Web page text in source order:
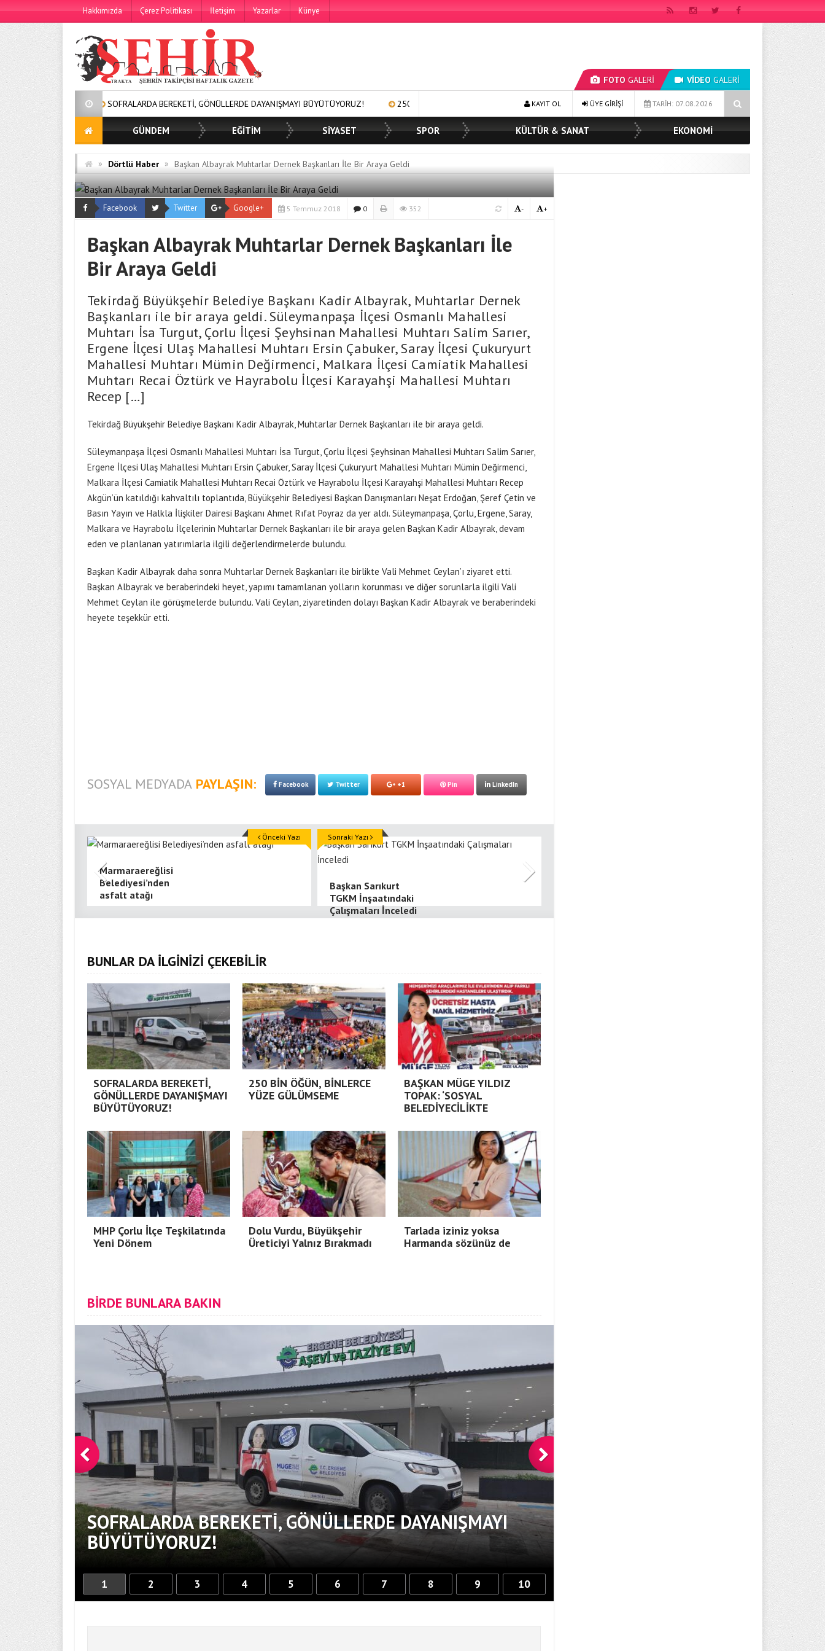
Hakkımızda Çerez Politikası İletişim Yazarlar Künye
FOTO GALERİ VİDEO GALERİ
SOFRALARDA BEREKETİ, GÖNÜLLERDE DAYANIŞMAYI BÜYÜTÜYORUZ! 250 BİN ÖĞÜN, BİNLERCE YÜZE GÜLÜMSEME BAŞKAN MÜGE YILDIZ TOPAK: ‘SOSYAL BELEDİYECİLİKTE HİÇBİR
TARİH: 07.08.2026
ÜYE GİRİŞİ
KAYIT OL
GÜNDEM EĞİTİM SİYASET SPOR KÜLTÜR & SANAT EKONOMİ
» Dörtlü Haber » Başkan Albayrak Muhtarlar Dernek Başkanları İle Bir Araya Geldi
Facebook Twitter Google+ 5 Temmuz 2018 0 352 +
-
Başkan Albayrak Muhtarlar Dernek Başkanları İle
Bir Araya Geldi
Tekirdağ Büyükşehir Belediye Başkanı Kadir Albayrak, Muhtarlar Dernek
Başkanları ile bir araya geldi. Süleymanpaşa İlçesi Osmanlı Mahallesi
Muhtarı İsa Turgut, Çorlu İlçesi Şeyhsinan Mahallesi Muhtarı Salim Sarıer,
Ergene İlçesi Ulaş Mahallesi Muhtarı Ersin Çabuker, Saray İlçesi Çukuryurt
Mahallesi Muhtarı Mümin Değirmenci, Malkara İlçesi Camiatik Mahallesi
Muhtarı Recai Öztürk ve Hayrabolu İlçesi Karayahşi Mahallesi Muhtarı
Recep […]
Tekirdağ Büyükşehir Belediye Başkanı Kadir Albayrak, Muhtarlar Dernek Başkanları ile bir araya geldi.
Süleymanpaşa İlçesi Osmanlı Mahallesi Muhtarı İsa Turgut, Çorlu İlçesi Şeyhsinan Mahallesi Muhtarı Salim Sarıer,
Ergene İlçesi Ulaş Mahallesi Muhtarı Ersin Çabuker, Saray İlçesi Çukuryurt Mahallesi Muhtarı Mümin Değirmenci,
Malkara İlçesi Camiatik Mahallesi Muhtarı Recai Öztürk ve Hayrabolu İlçesi Karayahşi Mahallesi Muhtarı Recep
Akgün’ün katıldığı kahvaltılı toplantıda, Büyükşehir Belediyesi Başkan Danışmanları Neşat Erdoğan, Şeref Çetin ve
Basın Yayın ve Halkla İlişkiler Dairesi Başkanı Ahmet Rıfat Poyraz da yer aldı. Süleymanpaşa, Çorlu, Ergene, Saray,
Malkara ve Hayrabolu İlçelerinin Muhtarlar Dernek Başkanları ile bir araya gelen Başkan Kadir Albayrak, devam
eden ve planlanan yatırımlarla ilgili değerlendirmelerde bulundu.
Başkan Kadir Albayrak daha sonra Muhtarlar Dernek Başkanları ile birlikte Vali Mehmet Ceylan’ı ziyaret etti.
Başkan Albayrak ve beraberindeki heyet, yapımı tamamlanan yolların korunması ve diğer sorunlarla ilgili Vali
Mehmet Ceylan ile görüşmelerde bulundu. Vali Ceylan, ziyaretinden dolayı Başkan Kadir Albayrak ve beraberindeki
heyete teşekkür etti.
SOSYAL MEDYADA PAYLAŞIN: Facebook Twitter +1 Pin LinkedIn
Marmaraereğlisi
Belediyesi’nden
asfalt atağı
Önceki Yazı
Başkan Sarıkurt
TGKM İnşaatındaki
Çalışmaları İnceledi
Sonraki Yazı
BUNLAR DA İLGİNİZİ ÇEKEBİLİR
SOFRALARDA BEREKETİ,
GÖNÜLLERDE DAYANIŞMAYI
BÜYÜTÜYORUZ!
250 BİN ÖĞÜN, BİNLERCE
YÜZE GÜLÜMSEME
BAŞKAN MÜGE YILDIZ
TOPAK: ‘SOSYAL
BELEDİYECİLİKTE
MHP Çorlu İlçe Teşkilatında
Yeni Dönem
Dolu Vurdu, Büyükşehir
Üreticiyi Yalnız Bırakmadı
Tarlada iziniz yoksa
Harmanda sözünüz de
BİRDE BUNLARA BAKIN
SOFRALARDA BEREKETİ, GÖNÜLLERDE DAYANIŞMAYI
BÜYÜTÜYORUZ!
250 BİN ÖĞÜN, BİNLERCE
1 2 3 4 5 6 7 8 9 10